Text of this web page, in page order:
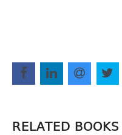
RELATED BOOKS